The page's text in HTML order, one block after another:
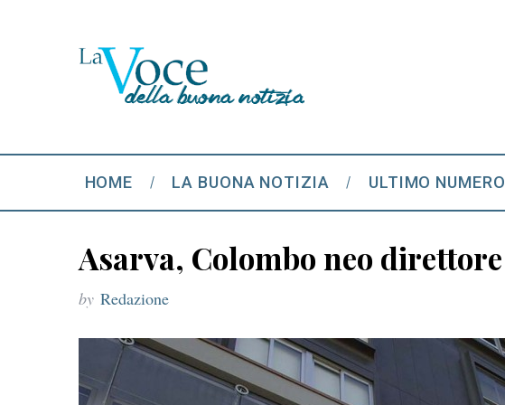
HOME LA BUONA NOTIZIA ULTIMO NUMERO
Asarva, Colombo neo direttore
by Redazione